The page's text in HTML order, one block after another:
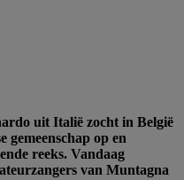
uit Italië zocht in België
gemeenschap op en
reeks. Vandaag
van Muntagna